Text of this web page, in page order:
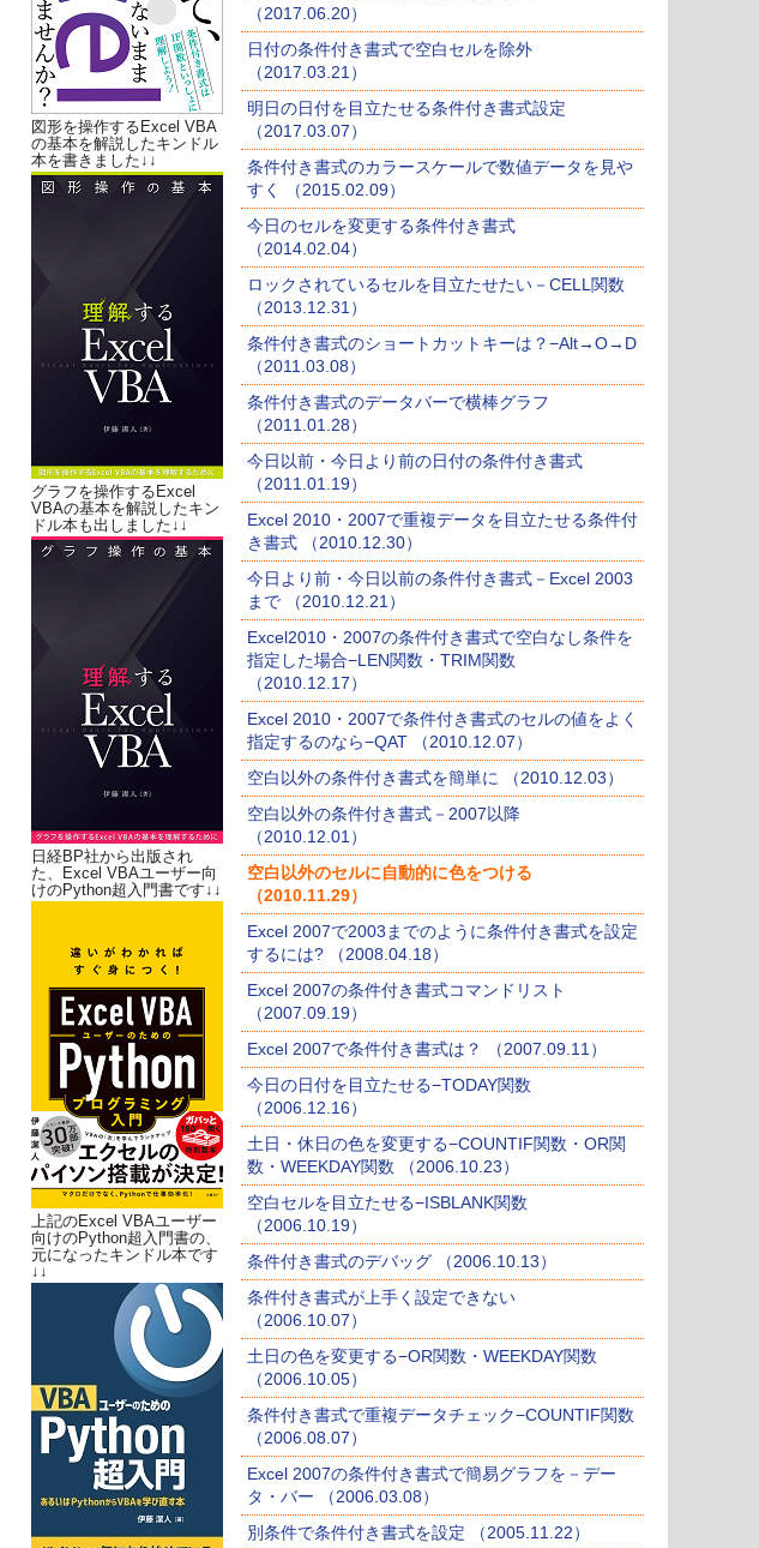
図形を操作するExcel VBA
の基本を解説したキンドル
本を書きました↓↓
グラフを操作するExcel
VBAの基本を解説したキン
ドル本も出しました↓↓
日経BP社から出版され
た、Excel VBAユーザー向
けのPython超入門書です↓↓
上記のExcel VBAユーザー
向けのPython超入門書の、
元になったキンドル本です
↓↓
（2017.06.20）
日付の条件付き書式で空白セルを除外
（2017.03.21）
明日の日付を目立たせる条件付き書式設定
（2017.03.07）
条件付き書式のカラースケールで数値データを見や
すく （2015.02.09）
今日のセルを変更する条件付き書式
（2014.02.04）
ロックされているセルを目立たせたい－CELL関数
（2013.12.31）
条件付き書式のショートカットキーは？−Alt→O→D
（2011.03.08）
条件付き書式のデータバーで横棒グラフ
（2011.01.28）
今日以前・今日より前の日付の条件付き書式
（2011.01.19）
Excel 2010・2007で重複データを目立たせる条件付
き書式 （2010.12.30）
今日より前・今日以前の条件付き書式－Excel 2003
まで （2010.12.21）
Excel2010・2007の条件付き書式で空白なし条件を
指定した場合−LEN関数・TRIM関数
（2010.12.17）
Excel 2010・2007で条件付き書式のセルの値をよく
指定するのなら−QAT （2010.12.07）
空白以外の条件付き書式を簡単に （2010.12.03）
空白以外の条件付き書式－2007以降
（2010.12.01）
空白以外のセルに自動的に色をつける
（2010.11.29）
Excel 2007で2003までのように条件付き書式を設定
するには? （2008.04.18）
Excel 2007の条件付き書式コマンドリスト
（2007.09.19）
Excel 2007で条件付き書式は？ （2007.09.11）
今日の日付を目立たせる−TODAY関数
（2006.12.16）
土日・休日の色を変更する−COUNTIF関数・OR関
数・WEEKDAY関数 （2006.10.23）
空白セルを目立たせる−ISBLANK関数
（2006.10.19）
条件付き書式のデバッグ （2006.10.13）
条件付き書式が上手く設定できない
（2006.10.07）
土日の色を変更する−OR関数・WEEKDAY関数
（2006.10.05）
条件付き書式で重複データチェック−COUNTIF関数
（2006.08.07）
Excel 2007の条件付き書式で簡易グラフを－デー
タ・バー （2006.03.08）
別条件で条件付き書式を設定 （2005.11.22）